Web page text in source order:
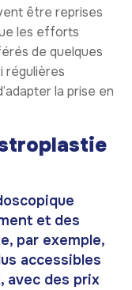
être reprises
les efforts
de quelques
régulières
la prise en
et des
par exemple,
accessibles
avec des prix